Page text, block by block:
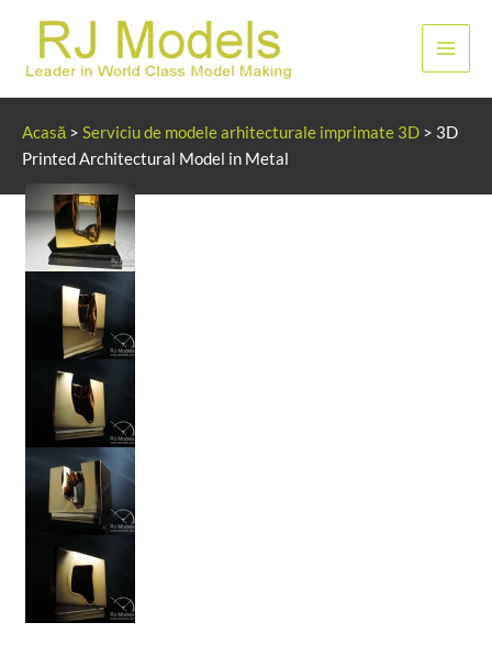
conținut
Acasă > Serviciu de modele arhitecturale imprimate 3D > 3D
Printed Architectural Model in Metal